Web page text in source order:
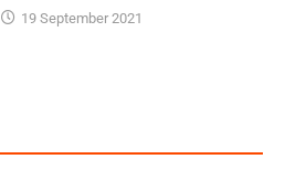
19 September 2021